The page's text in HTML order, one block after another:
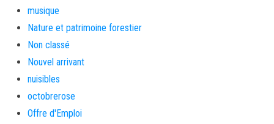
musique
Nature et patrimoine forestier
Non classé
Nouvel arrivant
nuisibles
octobrerose
Offre d'Emploi